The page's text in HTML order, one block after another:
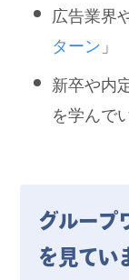
広告業界
ターン 」
新卒や内
を学んで
グループ
を見てい